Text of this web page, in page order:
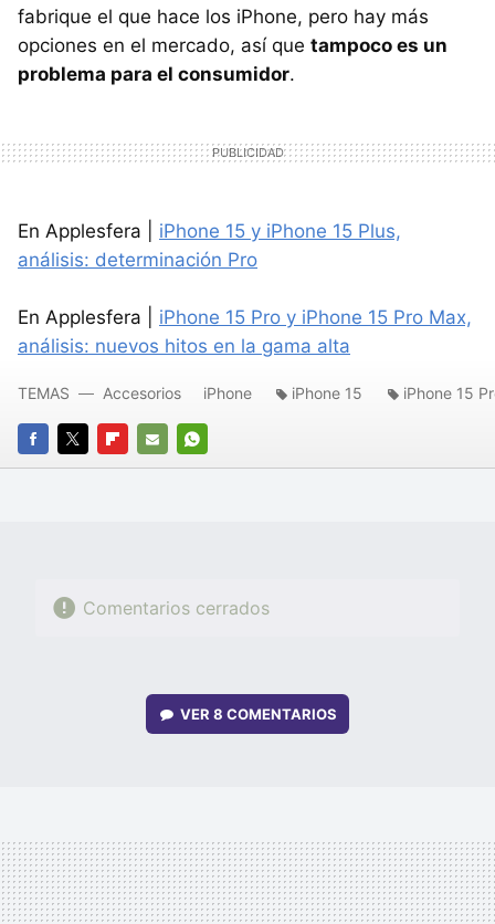
fabrique el que hace los iPhone, pero hay más
opciones en el mercado, así que tampoco es un
problema para el consumidor.
En Applesfera | iPhone 15 y iPhone 15 Plus,
análisis: determinación Pro
En Applesfera | iPhone 15 Pro y iPhone 15 Pro Max,
análisis: nuevos hitos en la gama alta
FACEBOOK
TWITTERFLIPBOARD
E-
WHATSAPP
TEMAS Accesorios iPhone iPhone 15 iPhone 15
Comentarios cerrados
VER 8 COMENTARIOS